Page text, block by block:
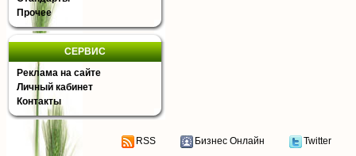
Прочее
СЕРВИС
Реклама на сайте
Личный кабинет
Контакты
RSS Бизнес Онлайн Twitter